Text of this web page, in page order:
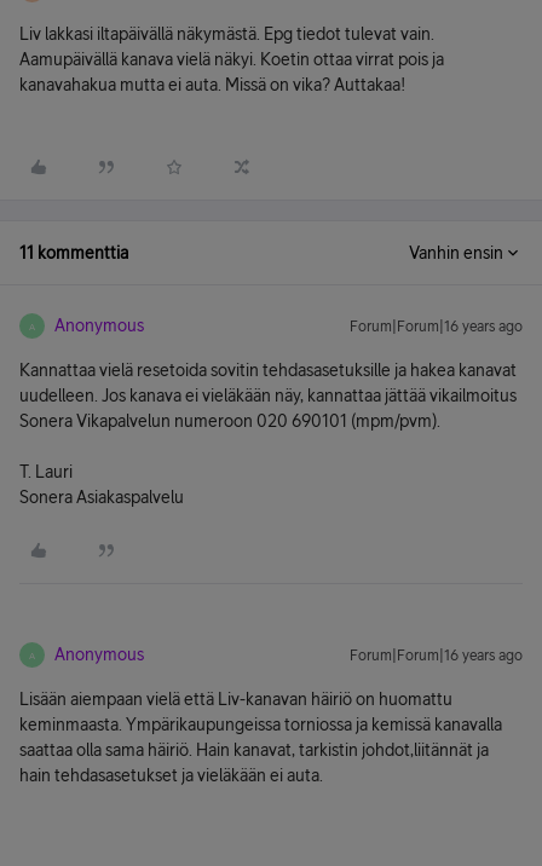
Liv lakkasi iltapäivällä näkymästä. Epg tiedot tulevat vain.
Aamupäivällä kanava vielä näkyi. Koetin ottaa virrat pois ja
kanavahakua mutta ei auta. Missä on vika? Auttakaa!
11 kommenttia Vanhin ensin
A Anonymous Forum|Forum|16 years ago
Kannattaa vielä resetoida sovitin tehdasasetuksille ja hakea kanavat
uudelleen. Jos kanava ei vieläkään näy, kannattaa jättää vikailmoitus
Sonera Vikapalvelun numeroon 020 690101 (mpm/pvm).
T. Lauri
Sonera Asiakaspalvelu
A Anonymous Forum|Forum|16 years ago
Lisään aiempaan vielä että Liv-kanavan häiriö on huomattu
keminmaasta. Ympärikaupungeissa torniossa ja kemissä kanavalla
saattaa olla sama häiriö. Hain kanavat, tarkistin johdot,liitännät ja
hain tehdasasetukset ja vieläkään ei auta.